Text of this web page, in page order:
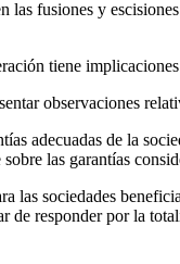
fusiones y
tiene
observaciones
adecuadas de la
las garantías
las sociedades
responder por la